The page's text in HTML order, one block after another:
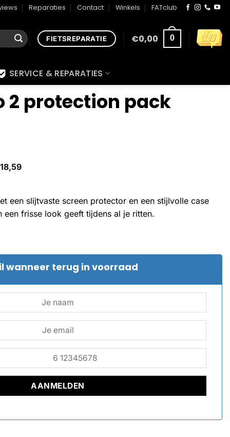
Reparaties Contact Winkels FATclub
FIETSREPARATIE €0,00 0
SERVICE & REPARATIES
2 protection pack
18,59
een slijtvaste screen protector en een stijlvolle case
frisse look geeft tijdens al je ritten.
wanneer terug in voorraad